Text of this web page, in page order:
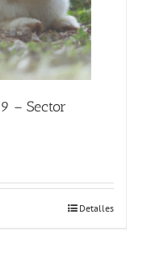
– Sector
Detalles